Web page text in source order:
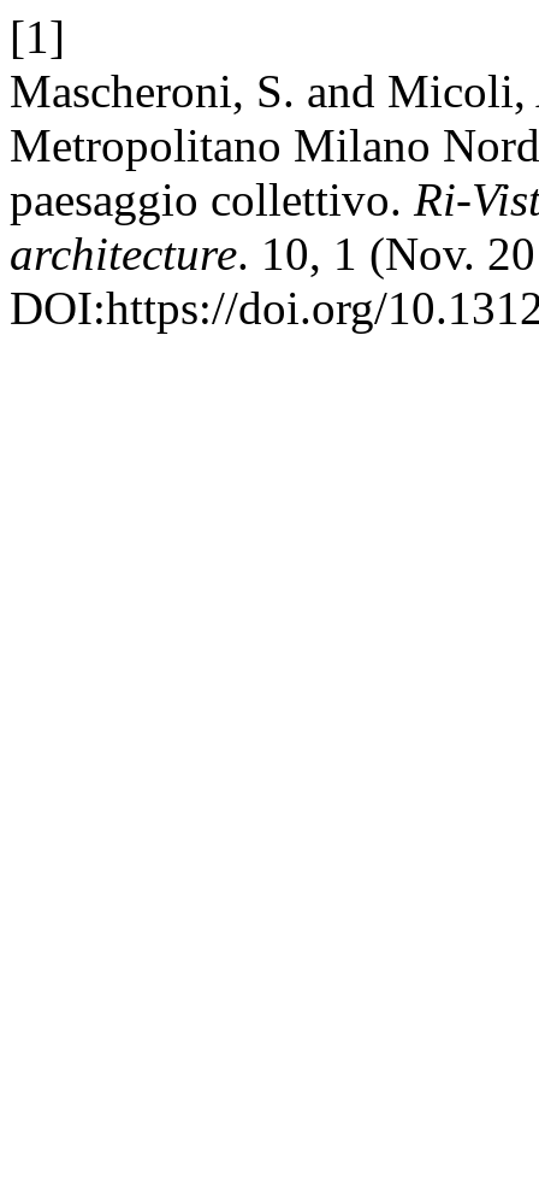
[1]
Mascheroni, S. and
Metropolitano Milano
paesaggio collettivo. Ri-
architecture. 10, 1 (Nov.
DOI:https://doi.org/